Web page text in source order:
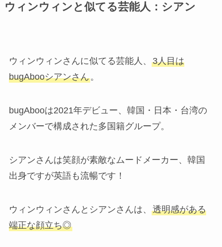
ウィンウィンと似てる芸能人：シアン
ウィンウィンさんに似てる芸能人、 3人目は
bugAbooシアンさん。
bugAbooは2021年デビュー、韓国・日本・台湾の
メンバーで構成された多国籍グループ。
シアンさんは笑顔が素敵なムードメーカー、韓国
出身ですが英語も流暢です！
ウィンウィンさんとシアンさんは、 透明感がある
端正な顔立ち◎